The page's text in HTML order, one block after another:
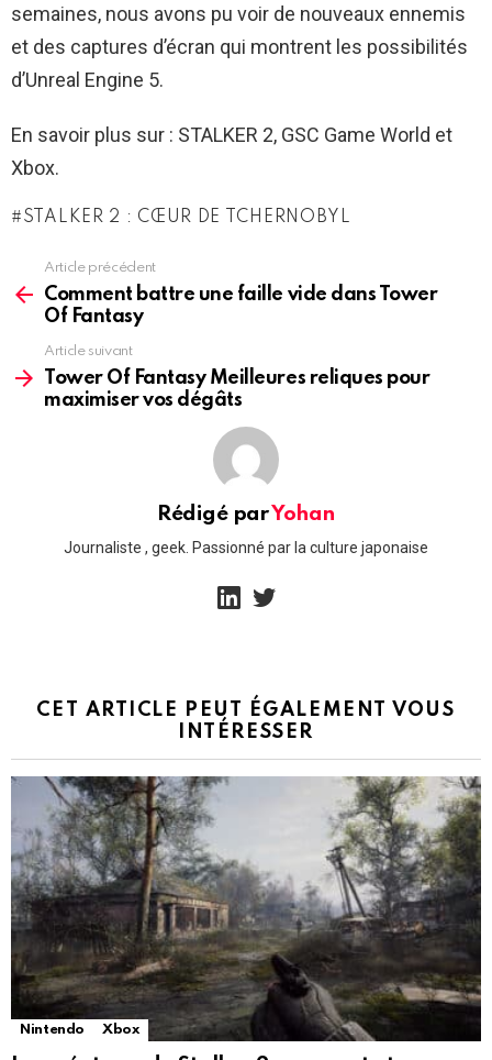
semaines, nous avons pu voir de nouveaux ennemis
et des captures d’écran qui montrent les possibilités
d’Unreal Engine 5.
En savoir plus sur : STALKER 2, GSC Game World et
Xbox.
STALKER 2 : CŒUR DE TCHERNOBYL
more
Article précédent
Comment battre une faille vide dans Tower
Of Fantasy
Article suivant
Tower Of Fantasy Meilleures reliques pour
maximiser vos dégâts
Rédigé parYohan
Journaliste , geek. Passionné par la culture japonaise
linkedin
CET ARTICLE PEUT ÉGALEMENT VOUS
INTÉRESSER
Nintendo Xbox